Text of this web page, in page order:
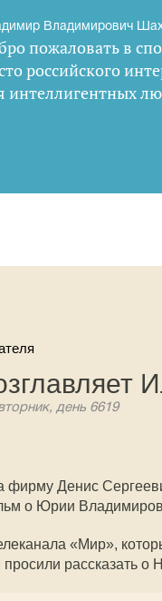
Владимирович
пожаловать в
российского
интеллигентных
день 6619
фирму Денис
о Юрии
«Мир»,
рассказать о